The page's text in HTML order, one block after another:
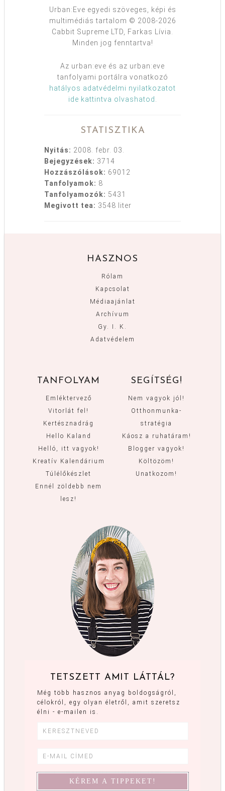
Urban:Eve egyedi szöveges, képi és
multimédiás tartalom © 2008-2026
Cabbit Supreme LTD, Farkas Lívia.
Minden jog fenntartva!
Az urban:eve és az urban:eve
tanfolyami portálra vonatkozó
hatályos adatvédelmi nyilatkozatot
ide kattintva olvashatod
STATISZTIKA
Nyitás: 2008. febr. 03.
Bejegyzések: 3714
Hozzászólások: 69012
Tanfolyamok: 8
Tanfolyamozók: 5431
Megivott tea: 3548 liter
HASZNOS
Rólam
Kapcsolat
Médiaajánlat
Archívum
Gy. I. K.
Adatvédelem
TANFOLYAM
Emléktervező
Vitorlát fel!
Kertésznadrág
Hello Kaland
Helló, itt vagyok!
Kreatív Kalendárium
Túlélőkészlet
Ennél zöldebb nem
lesz!
SEGÍTSÉG!
Nem vagyok jól!
Otthonmunka-
stratégia
Káosz a ruhatáram!
Blogger vagyok!
Költözöm!
Unatkozom!
TETSZETT AMIT LÁTTÁL?
Még több hasznos anyag boldogságról,
célokról, egy olyan életről, amit szeretsz
élni - e-mailen is.